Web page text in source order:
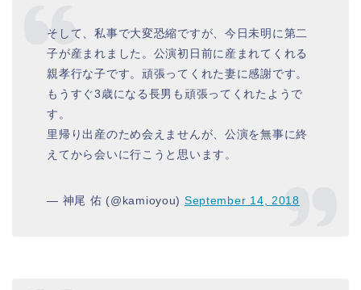
そして、私事で大変恐縮ですが、今日未明に第二
子が産まれました。公演初日前に産まれてくれる
親孝行な子です。頑張ってくれた妻に感謝です。
もうすぐ3歳になる長男も頑張ってくれたようで
す。
里帰り出産のため会えませんが、公演を無事に終
えてから会いに行こうと思います。
— 神尾 佑 (@kamioyou) September 14, 2018